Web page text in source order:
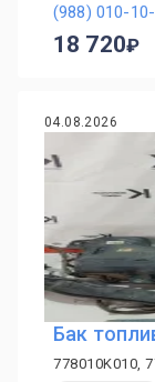
(988) 010-
18 720
04.08.2026
Бак
778010K010,